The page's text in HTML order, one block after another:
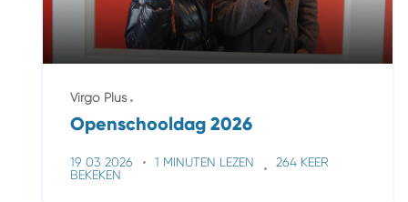
Virgo Plus
Openschooldag 2026
19 03 2026 1 MINUTEN LEZEN
264 KEER
BEKEKEN